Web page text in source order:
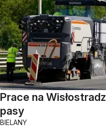
Prace na
pasy
BIELANY